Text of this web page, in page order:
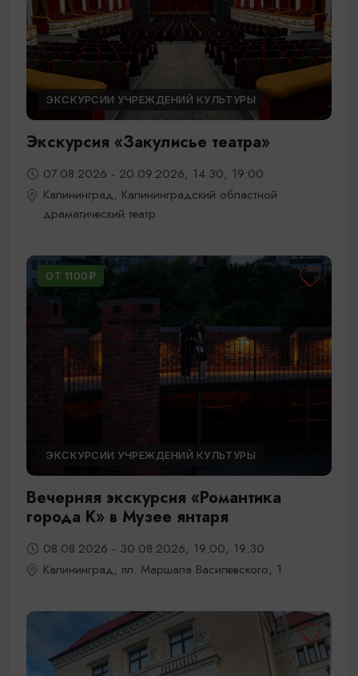
ЭКСКУРСИИ УЧРЕЖДЕНИЙ КУЛЬТУРЫ
Экскурсия «Закулисье театра»
07.08.2026 - 20.09.2026, 14:30, 19:00
Калининград, Калининградский областной
драматический театр
ОТ 1100₽
ЭКСКУРСИИ УЧРЕЖДЕНИЙ КУЛЬТУРЫ
Вечерняя экскурсия «Романтика
города К» в Музее янтаря
08.08.2026 - 30.08.2026, 19:00, 19:30
Калининград, пл. Маршала Василевского, 1